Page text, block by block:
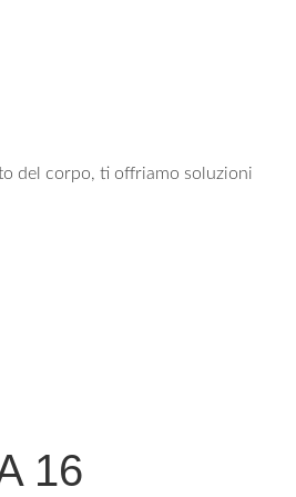
del corpo, ti offriamo soluzioni
16